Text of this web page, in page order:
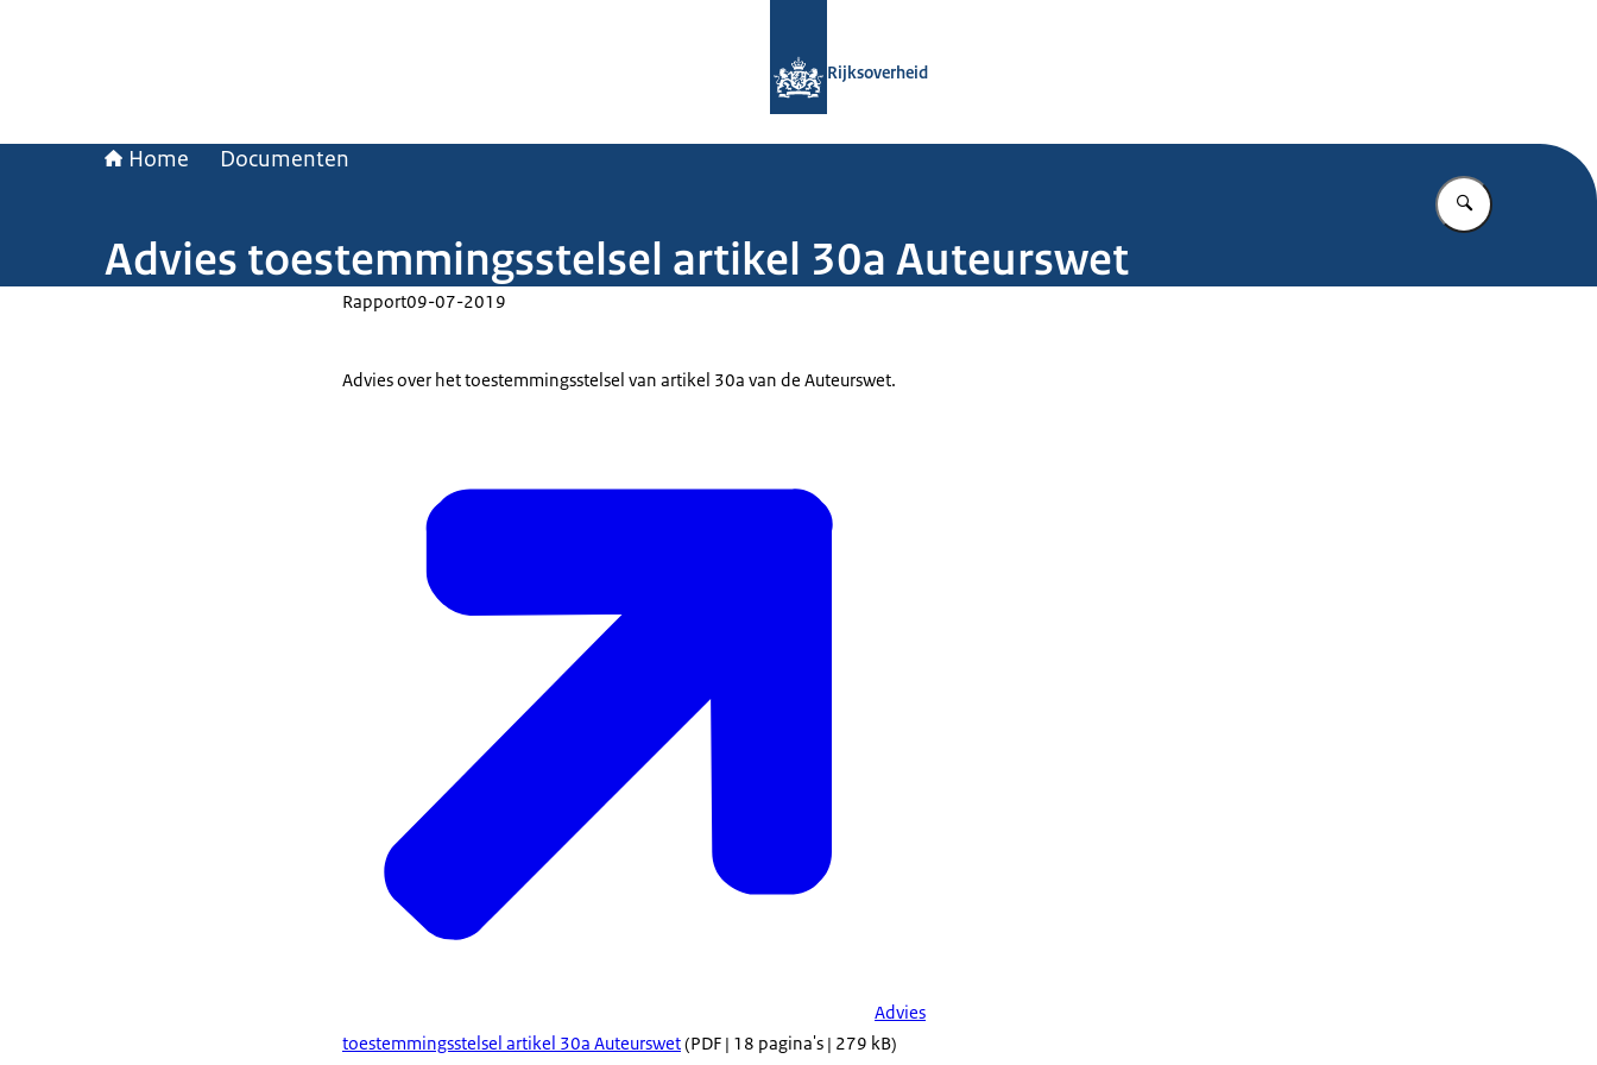
Rijksoverheid
Home Documenten
Vul in wat u
Advies toestemmingsstelsel artikel 30a Auteurswet
Rapport09-07-2019
Advies over het toestemmingsstelsel van artikel 30a van de Auteurswet.
Advies
toestemmingsstelsel artikel 30a Auteurswet(PDF | 18 pagina's | 279 kB)